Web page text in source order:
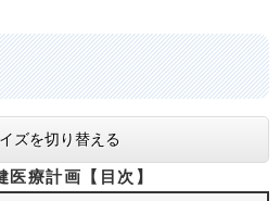
ズを切り替える
医療計画【目次】